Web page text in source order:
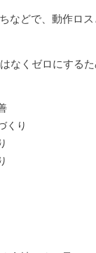
などで、動作ロ
なくゼロにする
くり